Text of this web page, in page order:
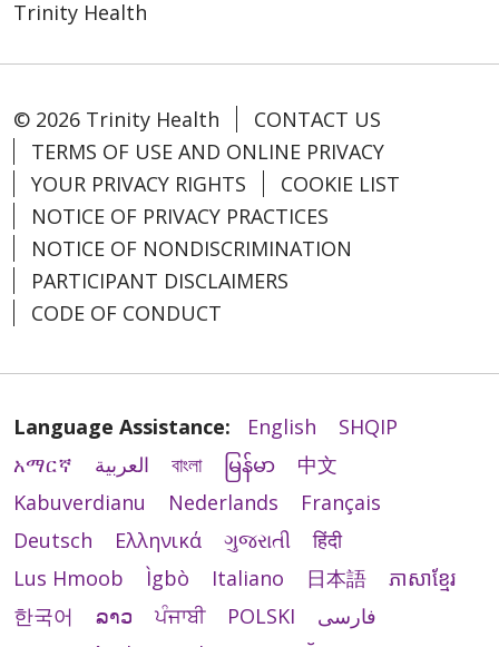
Trinity Health
© 2026 Trinity Health
CONTACT US
TERMS OF USE AND ONLINE PRIVACY
YOUR PRIVACY RIGHTS
COOKIE LIST
NOTICE OF PRIVACY PRACTICES
NOTICE OF NONDISCRIMINATION
PARTICIPANT DISCLAIMERS
CODE OF CONDUCT
Language Assistance: English
SHQIP
አማርኛ
العربية বাংলা မြန်မာ
中文
Kabuverdianu
Nederlands
Français
Deutsch
Ελληνικά ગુજરાતી
हिंदी
Lus Hmoob
Ìgbò Italiano 日本語
ភាសាខ្មែរ
한국어
ລາວ ਪੰਜਾਬੀ POLSKI
فارسی